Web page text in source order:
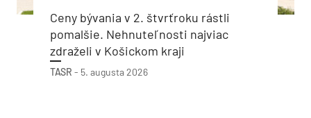
Ceny bývania v 2. štvrťroku rástli
pomalšie. Nehnuteľnosti najviac
zdraželi v Košickom kraji
TASR - 5. augusta 2026